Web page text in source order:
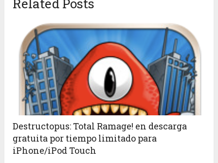
Related Posts
Destructopus: Total Ramage! en descarga
gratuita por tiempo limitado para
iPhone/iPod Touch